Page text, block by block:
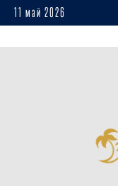
11 май 2026